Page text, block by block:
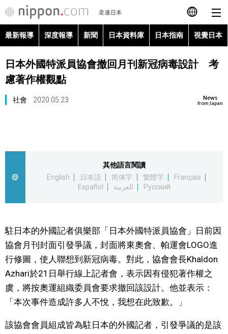
日本語
English
最新報導
視覺日本
臺灣香港
更多
人物訪談 official SNS
最新報導 深度報導 新聞 日本資料庫 日本指南 視覺日本
日本外國特派員協會撤回月刊新冠病毒設計 考
慮著作權觀點
News
from Japan
社會 2020.05.23
其他語言閱讀
English
日本語 简体字 繁體字
Français
Español
العربية Русский
駐日本的外國記者俱樂部「日本外國特派員協會」日前因
協會月刊封面引發爭議，封面將東奧會、帕運會LOGO進
行修圖，使人聯想到新冠病毒。對此，協會會長Khaldon
Azhari於21日舉行線上記者會，表示因有侵犯著作權之
虞，將按奧運組織委員會要求撤回該設計。他並表示：
「本次事件造成許多人不悅，我想在此致歉。」
該協會會員組成皆為駐日本的外國記者，引發爭議的是該